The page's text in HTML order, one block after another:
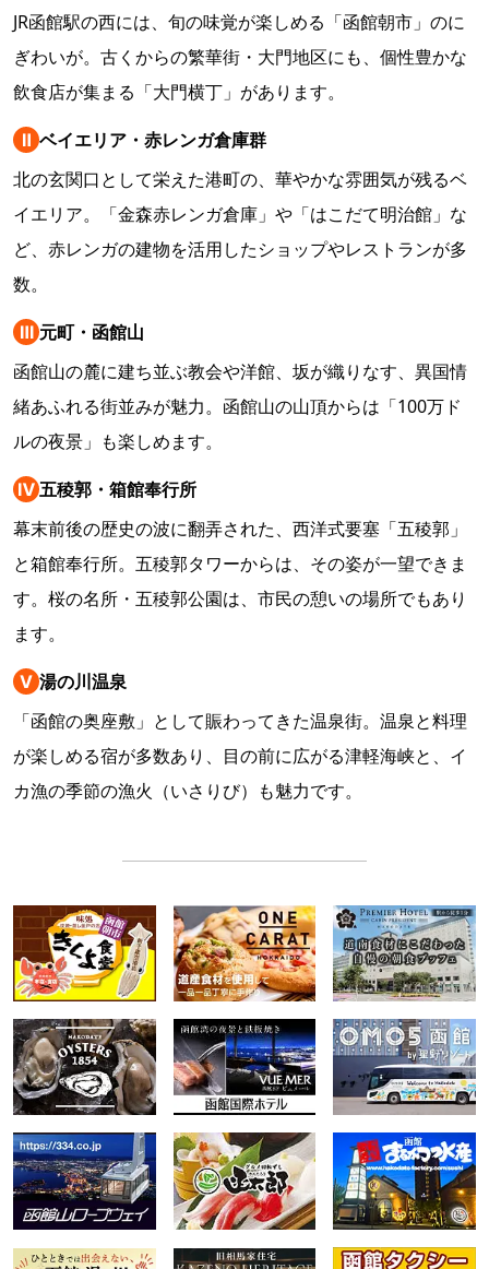
JR函館駅の西には、旬の味覚が楽しめる「函館朝市」のに
ぎわいが。古くからの繁華街・大門地区にも、個性豊かな
飲食店が集まる「大門横丁」があります。
Ⅱ ベイエリア・赤レンガ倉庫群
北の玄関口として栄えた港町の、華やかな雰囲気が残るベ
イエリア。「金森赤レンガ倉庫」や「はこだて明治館」な
ど、赤レンガの建物を活用したショップやレストランが多
数。
Ⅲ 元町・函館山
函館山の麓に建ち並ぶ教会や洋館、坂が織りなす、異国情
緒あふれる街並みが魅力。函館山の山頂からは「100万ド
ルの夜景」も楽しめます。
Ⅳ五稜郭・箱館奉行所
幕末前後の歴史の波に翻弄された、西洋式要塞「五稜郭」
と箱館奉行所。五稜郭タワーからは、その姿が一望できま
す。桜の名所・五稜郭公園は、市民の憩いの場所でもあり
ます。
Ⅴ 湯の川温泉
「函館の奥座敷」として賑わってきた温泉街。温泉と料理
が楽しめる宿が多数あり、目の前に広がる津軽海峡と、イ
カ漁の季節の漁火（いさりび）も魅力です。